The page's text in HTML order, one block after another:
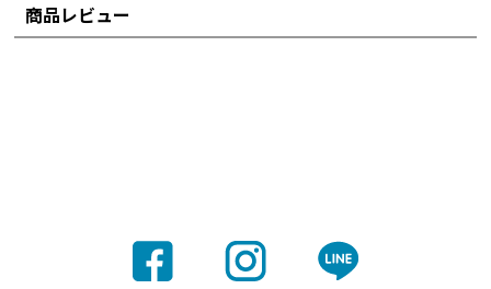
商品レビュー